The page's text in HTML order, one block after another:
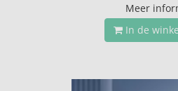
Meer
In de